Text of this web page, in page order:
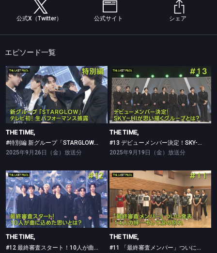
公式X（Twitter） 公式サイト シェア
エピソード一覧
THE TIME,
THE TIME,
#特別編 新グループ「STARGLOW」テレビ初！生パフォーマンス披露
2025年9月26日（金）放送分
THE TIME,
THE TIME,
#13 デビューメンバー決定！SKY-HIが思い描くグループとは？
2025年9月19日（金）放送分
THE TIME,
THE TIME,
#12 最終審査スタート！10人が曲に込めた思いとは？
THE TIME,
#11 「最終審査メンバー」ついに発表！14人の絆…そして涙の別れ
THE TIME,
#11 「最終審査メンバー」ついに発表！14人の絆…そして涙の別れ